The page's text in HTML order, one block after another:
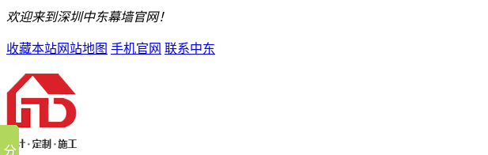
欢迎来到深圳中东幕墙官网！
收藏本站网站地图 手机官网 联系中东